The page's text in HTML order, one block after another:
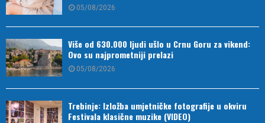
05/08/2026
Više od 630.000 ljudi ušlo u Crnu Goru za vikend:
Ovo su najprometniji prelazi
05/08/2026
Trebinje: Izložba umjetničke fotografije u okviru
Festivala klasične muzike (VIDEO)